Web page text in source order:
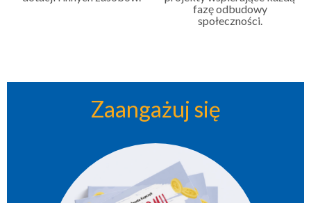
fazę odbudowy
społeczności.
Zaangażuj się